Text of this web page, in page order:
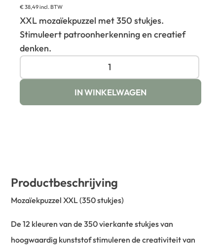
€38,49incl. BTW
XXL mozaïekpuzzel met 350 stukjes.
Stimuleert patroonherkenning en creatief
denken.
IN WINKELWAGEN
Productbeschrijving
Mozaïekpuzzel XXL (350 stukjes)
De 12 kleuren van de 350 vierkante stukjes van
hoogwaardig kunststof stimuleren de creativiteit van